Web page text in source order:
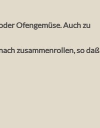
Ofengemüse. Auch zu
zusammenrollen, so daß